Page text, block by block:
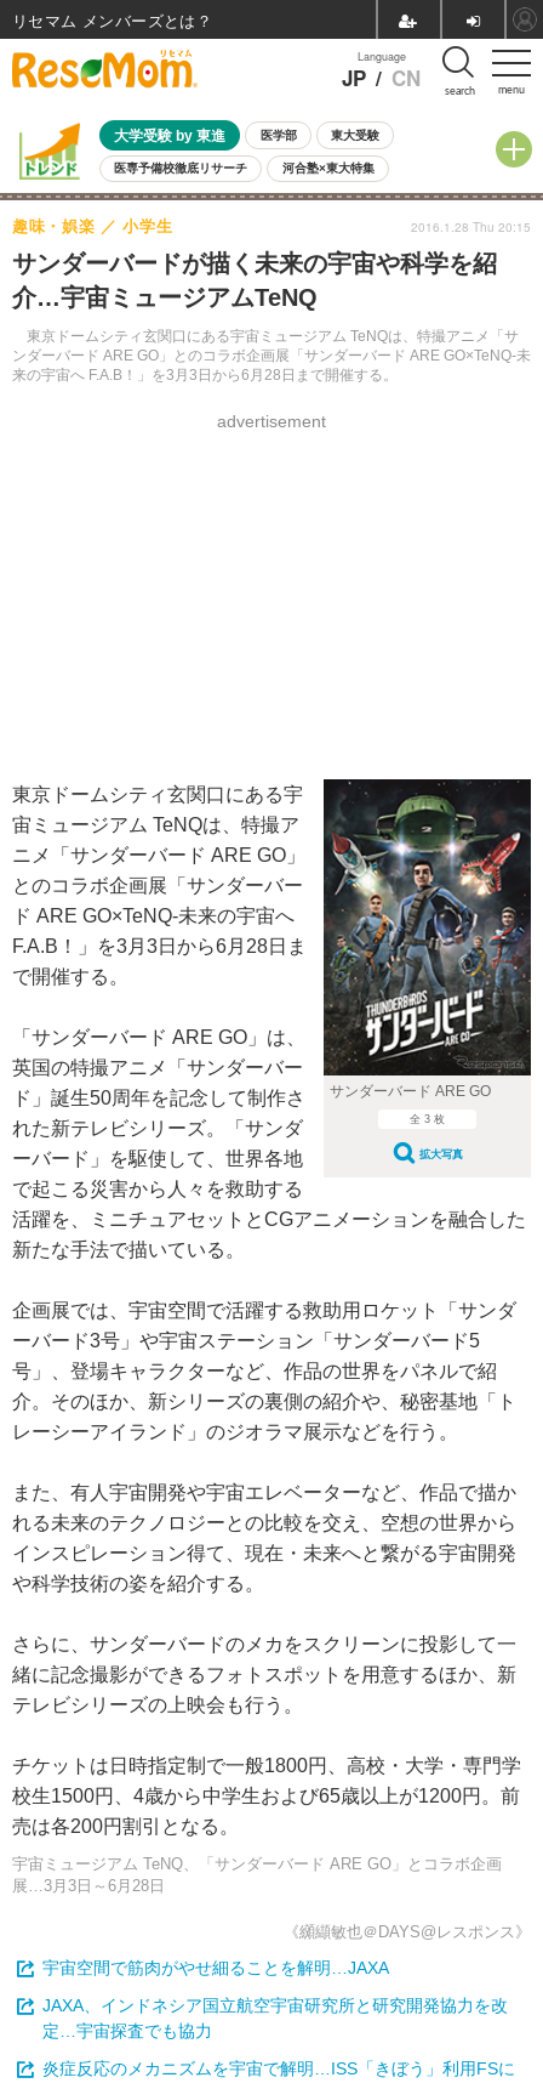
menu
Language
JP / CN search
大学受験 by 東進 医学部 東大受験
医専予備校徹底リサーチ 河合塾×東大特集
親子で考える大学選び 高校受験 中学受験 小学校受験
共通テスト 夏休み
8月開催イベント・WS 全国公立高校 過去問 人気記事
自由研究教材（小学生向け） 自由研究教材（中学生向け）
サンダーバードが描く未来の宇宙や科学を紹
介…宇宙ミュージアムTeNQ
東京ドームシティ玄関口にある宇宙ミュージアム TeNQは、特撮アニメ「サ
ンダーバード ARE GO」とのコラボ企画展「サンダーバード ARE GO×TeNQ-未
来の宇宙へ F.A.B！」を3月3日から6月28日まで開催する。
趣味・娯楽 小学生
advertisement
2016.1.28 Thu 20:15
サンダーバード ARE GO
全 3 枚
拡大写真
東京ドームシティ玄関口にある宇
宙ミュージアム TeNQは、特撮ア
ニメ「サンダーバード ARE GO」
とのコラボ企画展「サンダーバー
ド ARE GO×TeNQ-未来の宇宙へ
F.A.B！」を3月3日から6月28日ま
で開催する。
「サンダーバード ARE GO」は、
英国の特撮アニメ「サンダーバー
ド」誕生50周年を記念して制作さ
れた新テレビシリーズ。「サンダ
ーバード」を駆使して、世界各地
で起こる災害から人々を救助する
活躍を、ミニチュアセットとCGアニメーションを融合した
新たな手法で描いている。
企画展では、宇宙空間で活躍する救助用ロケット「サンダ
ーバード3号」や宇宙ステーション「サンダーバード5
号」、登場キャラクターなど、作品の世界をパネルで紹
介。そのほか、新シリーズの裏側の紹介や、秘密基地「ト
レーシーアイランド」のジオラマ展示などを行う。
また、有人宇宙開発や宇宙エレベーターなど、作品で描か
れる未来のテクノロジーとの比較を交え、空想の世界から
インスピレーション得て、現在・未来へと繋がる宇宙開発
や科学技術の姿を紹介する。
さらに、サンダーバードのメカをスクリーンに投影して一
緒に記念撮影ができるフォトスポットを用意するほか、新
テレビシリーズの上映会も行う。
チケットは日時指定制で一般1800円、高校・大学・専門学
校生1500円、4歳から中学生および65歳以上が1200円。前
売は各200円割引となる。
宇宙ミュージアム TeNQ、「サンダーバード ARE GO」とコラボ企画
展…3月3日～6月28日
《纐纈敏也＠DAYS@レスポンス》
宇宙空間で筋肉がやせ細ることを解明…JAXA
JAXA、インドネシア国立航空宇宙研究所と研究開発協力を改
定…宇宙探査でも協力
炎症反応のメカニズムを宇宙で解明…ISS「きぼう」利用FSに
リセマム メンバーズ